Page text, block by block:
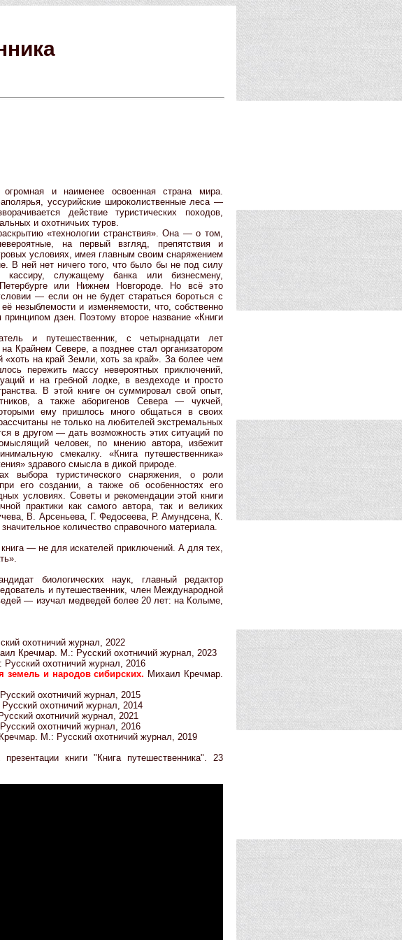
и наименее освоенная страна мира.
уссурийские широколиственные леса —
действие туристических походов,
и охотничьих туров.
«технологии странствия». Она — о том,
на первый взгляд, препятствия и
условиях, имея главным своим снаряжением
В ней нет ничего того, что было бы не под силу
служащему банка или бизнесмену,
или Нижнем Новгороде. Но всё это
— если он не будет стараться бороться с
незыблемости и изменяемости, что, собственно
дзен. Поэтому второе название «Книги
и путешественник, с четырнадцати лет
Крайнем Севере, а позднее стал организатором
на край Земли, хоть за край». За более чем
пережить массу невероятных приключений,
и на гребной лодке, в вездеходе и просто
В этой книге он суммировал свой опыт,
а также аборигенов Севера — чукчей,
ему пришлось много общаться в своих
не только на любителей экстремальных
в другом — дать возможность этих ситуаций по
человек, по мнению автора, избежит
смекалку. «Книга путешественника»
здравого смысла в дикой природе.
выбора туристического снаряжения, о роли
его создании, а также об особенностях его
условиях. Советы и рекомендации этой книги
практики как самого автора, так и великих
В. Арсеньева, Г. Федосеева, Р. Амундсена, К.
количество справочного материала.
— не для искателей приключений. А для тех,
биологических наук, главный редактор
и путешественник, член Международной
— изучал медведей более 20 лет: на Колыме,
охотничий журнал, 2022
Кречмар. М.: Русский охотничий журнал, 2023
охотничий журнал, 2016
земель и народов сибирских. Михаил Кречмар.
охотничий журнал, 2015
охотничий журнал, 2014
охотничий журнал, 2021
охотничий журнал, 2016
М.: Русский охотничий журнал, 2019
книги "Книга путешественника". 23